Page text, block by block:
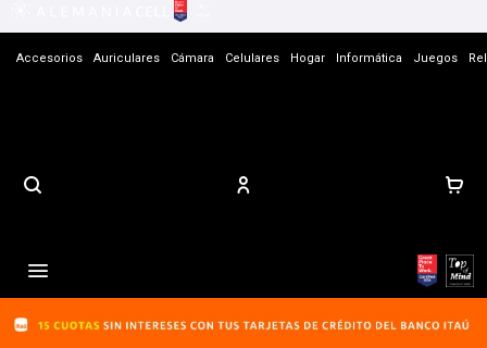
Accesorios Auriculares Cámara Celulares Hogar Informática Juegos
